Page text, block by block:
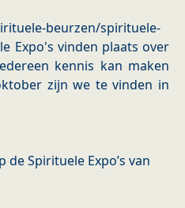
beurzen/spirituele-
Expo's vinden plaats over
kennis kan maken
zijn we te vinden in
Spirituele Expo’s van